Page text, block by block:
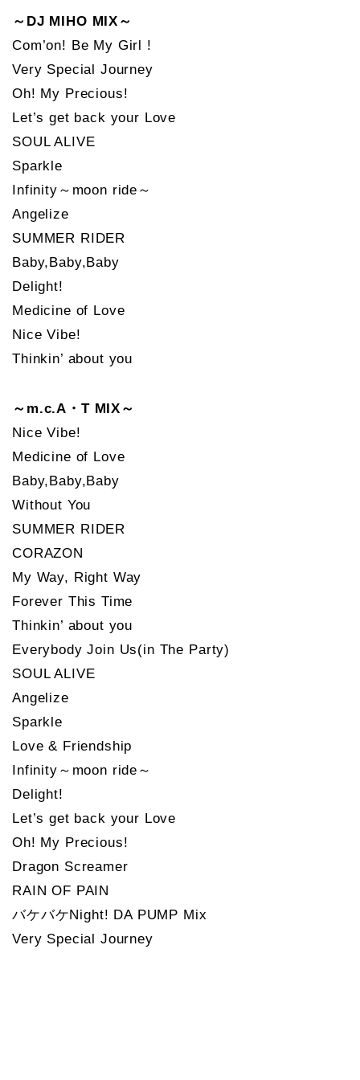
～DJ MIHO MIX～
Com’on! Be My Girl !
Very Special Journey
Oh! My Precious!
Let’s get back your Love
SOUL ALIVE
Sparkle
Infinity～moon ride～
Angelize
SUMMER RIDER
Baby,Baby,Baby
Delight!
Medicine of Love
Nice Vibe!
Thinkin’ about you
～m.c.A・T MIX～
Nice Vibe!
Medicine of Love
Baby,Baby,Baby
Without You
SUMMER RIDER
CORAZON
My Way, Right Way
Forever This Time
Thinkin’ about you
Everybody Join Us(in The Party)
SOUL ALIVE
Angelize
Sparkle
Love & Friendship
Infinity～moon ride～
Delight!
Let’s get back your Love
Oh! My Precious!
Dragon Screamer
RAIN OF PAIN
バケバケNight! DA PUMP Mix
Very Special Journey